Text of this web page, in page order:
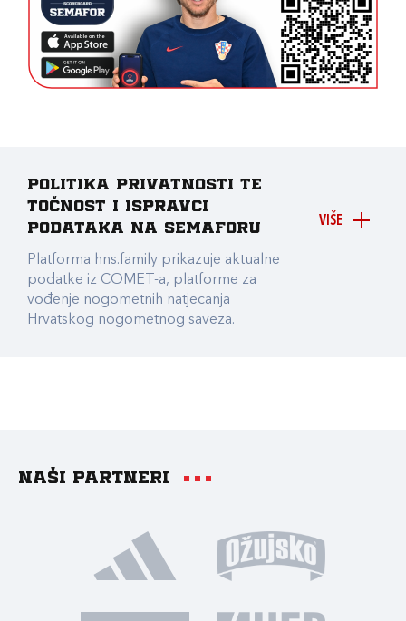
VIŠE
Politika privatnosti te
točnost i ispravci
podataka na Semaforu
Platforma hns.family prikazuje aktualne
podatke iz COMET-a, platforme za
vođenje nogometnih natjecanja
Hrvatskog nogometnog saveza.
Naši partneri